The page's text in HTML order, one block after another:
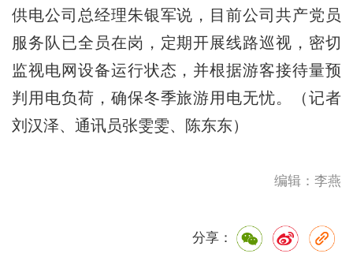
供电公司总经理朱银军说，目前公司共产党员
服务队已全员在岗，定期开展线路巡视，密切
监视电网设备运行状态，并根据游客接待量预
判用电负荷，确保冬季旅游用电无忧。（记者
刘汉泽、通讯员张雯雯、陈东东）
编辑：李燕
分享：